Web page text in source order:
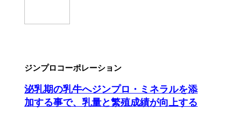
ジンプロコーポレーション
泌乳期の乳牛へジンプロ・ミネラルを添
加する事で、乳量と繁殖成績が向上する